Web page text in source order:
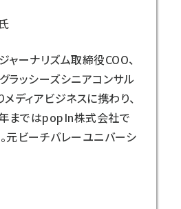
ャーナリズム取締役COO、
ラッシーズシニアコンサル
メディアビジネスに携わり、
まではpopIn株式会社で
元ビーチバレーユニバーシ